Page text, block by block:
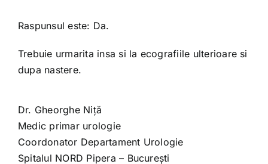
Raspunsul este: Da.
Trebuie urmarita insa si la ecografiile ulterioare si
dupa nastere.
Dr. Gheorghe Niță
Medic primar urologie
Coordonator Departament Urologie
Spitalul NORD Pipera – București